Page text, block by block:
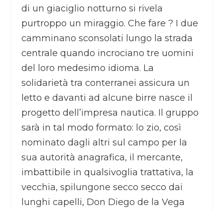
di un giaciglio notturno si rivela
purtroppo un miraggio. Che fare ? I due
camminano sconsolati lungo la strada
centrale quando incrociano tre uomini
del loro medesimo idioma. La
solidarietà tra conterranei assicura un
letto e davanti ad alcune birre nasce il
progetto dell’impresa nautica. Il gruppo
sarà in tal modo formato: lo zio, così
nominato dagli altri sul campo per la
sua autorità anagrafica, il mercante,
imbattibile in qualsivoglia trattativa, la
vecchia, spilungone secco secco dai
lunghi capelli, Don Diego de la Vega